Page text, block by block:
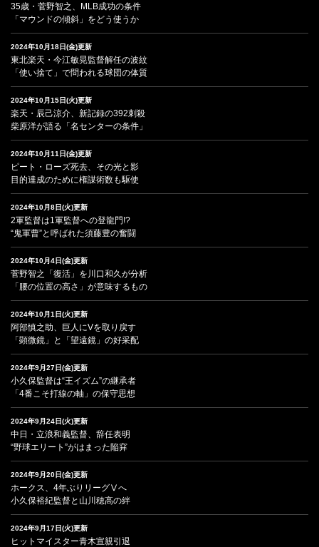
35歳・菅野智之、MLB成功の条件
「マウンドの傾斜」をどう使うか
2024年10月18日(金)更新
東北楽天・今江敏晃監督解任の波紋
「使い捨て」で問われる球団の体質
2024年10月15日(火)更新
楽天・辰己涼介、新記録の392刺殺
柴原洋が語る「名センターの条件」
2024年10月11日(金)更新
ピート・ローズ死去、その光と影
目的達成のために権謀術数も駆使
2024年10月8日(火)更新
2軍監督は1軍監督への登龍門!?
“鬼軍曹”と呼ばれた須藤豊の奮闘
2024年10月4日(金)更新
菅野智之「復活」を川口和久が分析
「腰の位置の高さ」が意味するもの
2024年10月1日(火)更新
阿部慎之助、巨人にVを取り戻す
「顕微鏡」と「望遠鏡」の好采配
2024年9月27日(金)更新
小久保監督は“王イズム”の継承者
「4番こそ打線の軸」の保守思想
2024年9月24日(火)更新
中日・立浪和義監督、辞任表明
“野球エリート”がはまった陥穽
2024年9月20日(金)更新
ホークス、4年ぶりリーグⅤへ
小久保裕紀監督と山川穂高の絆
2024年9月17日(火)更新
ヒットマイスター青木宣親引退